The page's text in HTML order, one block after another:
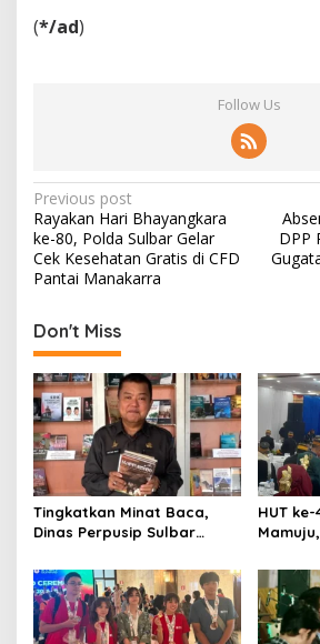
(*/ad)
Follow Us
P
o
s
n
a
v
i
g
a
t
i
o
n
Previous post
Rayakan Hari Bhayangkara
ke-80, Polda Sulbar Gelar
Cek Kesehatan Gratis di CFD
Pantai Manakarra
DPP
Don't Miss
Tingkatkan Minat Baca,
Dinas Perpusip Sulbar
Lokal ke Publik
HUT
Daerah